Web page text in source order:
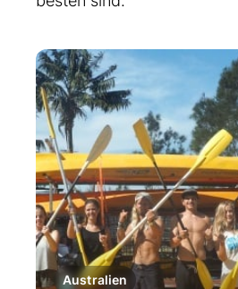
Australien